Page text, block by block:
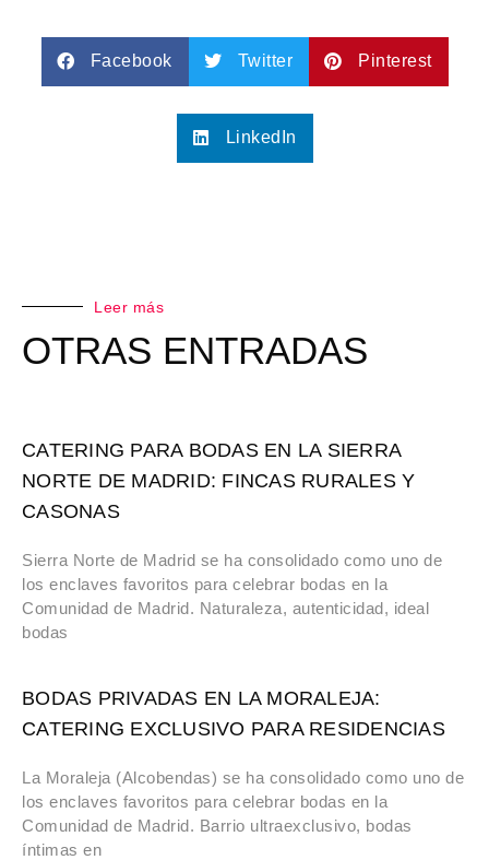
Facebook Twitter Pinterest
LinkedIn
Leer más
OTRAS ENTRADAS
CATERING PARA BODAS EN LA SIERRA
NORTE DE MADRID: FINCAS RURALES Y
CASONAS
Sierra Norte de Madrid se ha consolidado como uno de
los enclaves favoritos para celebrar bodas en la
Comunidad de Madrid. Naturaleza, autenticidad, ideal
bodas
BODAS PRIVADAS EN LA MORALEJA:
CATERING EXCLUSIVO PARA RESIDENCIAS
La Moraleja (Alcobendas) se ha consolidado como uno de
los enclaves favoritos para celebrar bodas en la
Comunidad de Madrid. Barrio ultraexclusivo, bodas
íntimas en